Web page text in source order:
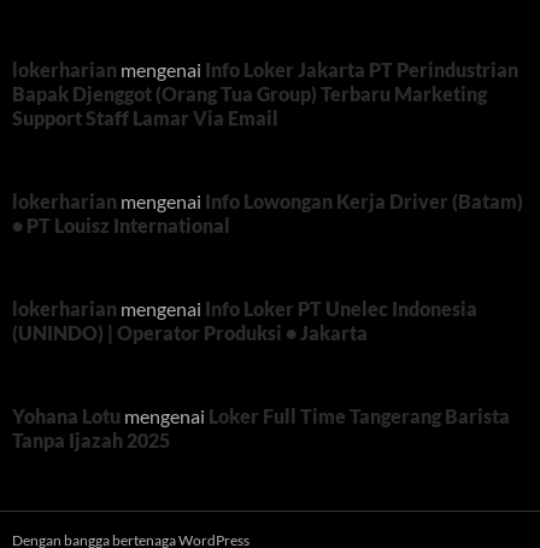
lokerharian mengenai Info Loker Jakarta PT Perindustrian
Bapak Djenggot (Orang Tua Group) Terbaru Marketing
Support Staff Lamar Via Email
lokerharian mengenai Info Lowongan Kerja Driver (Batam)
• PT Louisz International
lokerharian mengenai Info Loker PT Unelec Indonesia
(UNINDO) | Operator Produksi • Jakarta
Yohana Lotu mengenai Loker Full Time Tangerang Barista
Tanpa Ijazah 2025
Dengan bangga bertenaga WordPress